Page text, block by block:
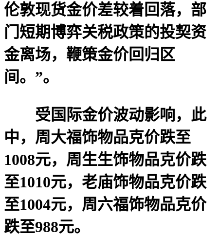
伦敦现货金价差较着回落，部
门短期博弈关税政策的投契资
金离场，鞭策金价回归区
间。”。
受国际金价波动影响，此
中，周大福饰物品克价跌至
1008元，周生生饰物品克价跌
至1010元，老庙饰物品克价跌
至1004元，周六福饰物品克价
跌至988元。